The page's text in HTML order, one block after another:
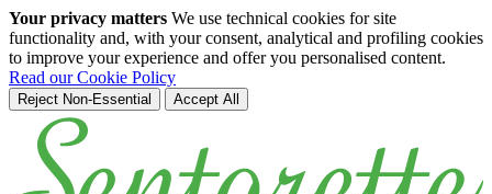
Your privacy matters We use technical cookies for site
functionality and, with your consent, analytical and profiling cookies
to improve your experience and offer you personalised content.
Read our Cookie Policy
Reject Non-Essential Accept All
Skip to main content